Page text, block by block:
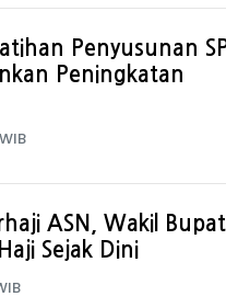
Penyusunan
Peningkatan
ASN, Wakil
Sejak Dini